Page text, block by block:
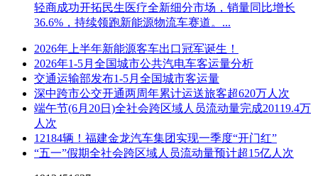
轻商成功开拓民生医疗全新细分市场，销量同比增长
36.6%，持续领跑新能源物流车赛道。...
2026年上半年新能源客车出口冠军诞生！
2026年1-5月全国城市公共汽电车客运量分析
交通运输部发布1-5月全国城市客运量
深中跨市公交开通两周年累计运送旅客超620万人次
端午节(6月20日)全社会跨区域人员流动量完成20119.4万
人次
12184辆！福建金龙汽车集团实现一季度“开门红”
“五一”假期全社会跨区域人员流动量预计超15亿人次